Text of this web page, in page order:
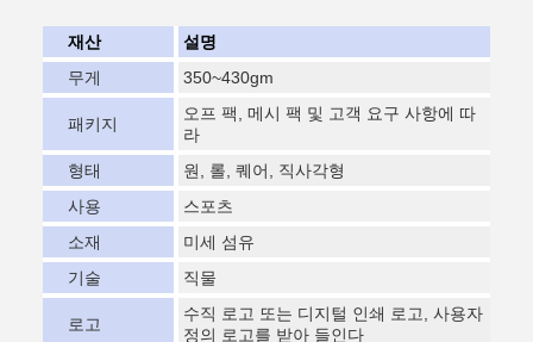
재산
설명
무게
350~430gm
패키지
오프 팩, 메시 팩 및 고객 요구 사항에 따
라
형태
원, 롤, 퀘어, 직사각형
사용
스포츠
소재
미세 섬유
기술
직물
로고
수직 로고 또는 디지털 인쇄 로고, 사용자
정의 로고를 받아 들인다